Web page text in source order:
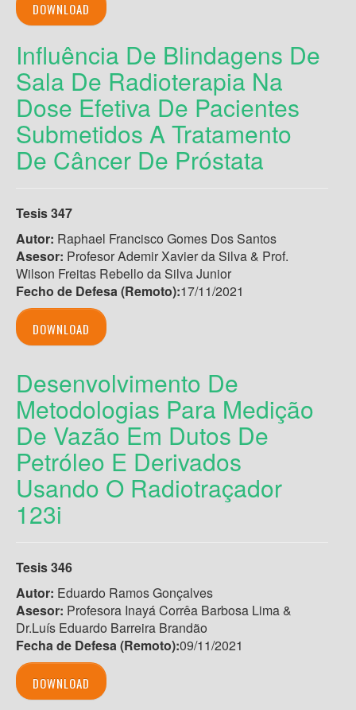
DOWNLOAD
Influência De Blindagens De
Sala De Radioterapia Na
Dose Efetiva De Pacientes
Submetidos A Tratamento
De Câncer De Próstata
Tesis 347
Autor: Raphael Francisco Gomes Dos Santos
Asesor: Profesor Ademir Xavier da Silva & Prof.
Wilson Freitas Rebello da Silva Junior
Fecho de Defesa (Remoto):17/11/2021
DOWNLOAD
Desenvolvimento De
Metodologias Para Medição
De Vazão Em Dutos De
Petróleo E Derivados
Usando O Radiotraçador
123i
Tesis 346
Autor: Eduardo Ramos Gonçalves
Asesor: Profesora Inayá Corrêa Barbosa Lima &
Dr.Luís Eduardo Barreira Brandão
Fecha de Defesa (Remoto):09/11/2021
DOWNLOAD